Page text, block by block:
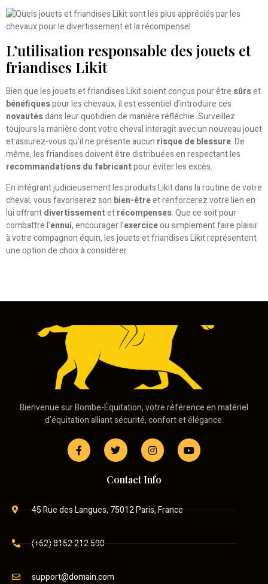
L’utilisation responsable des jouets et
friandises Likit
Bien que les jouets et friandises Likit soient conçus pour être sûrset
bénéfiquespour les chevaux, il est essentiel d’introduire ces
novautésdans leur quotidien de manière réfléchie. Surveillez
toujours la manière dont votre cheval interagit avec un nouveau jouet
et assurez-vous qu’il ne présente aucun risque de blessure. De
même, les friandises doivent être distribuées en respectant les
recommandations du fabricantpour éviter les excès.
En intégrant judicieusement les produits Likit dans la routine de votre
cheval, vous favoriserez son bien-êtreet renforcerez votre lien en
lui offrantdivertissementetrécompenses. Que ce soit pour
combattre l’ennui, encourager l’exerciceou simplement faire plaisir
à votre compagnon équin, les jouets et friandises Likit représentent
une option de choix à considérer.
Bienvenue sur Bombe-Équitation, votre référence en matériel
d’équitation alliant sécurité, confort et élégance.
Contact Info
45 Rue des Langues, 75012 Paris, France
(+62) 8152 212 590
support@domain.com